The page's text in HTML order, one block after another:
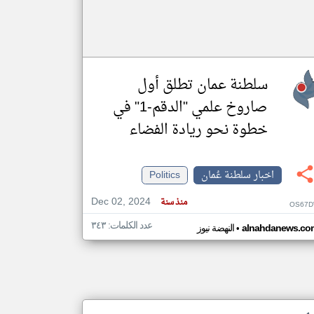
سلطنة عمان تطلق أول
صاروخ علمي "الدقم-1" في
خطوة نحو ريادة الفضاء
اخبار سلطنة عُمان
Politics
Dec 02, 2024
منذ سنة
النهضة نيوز• عدد الكلمات: ٣٤٣